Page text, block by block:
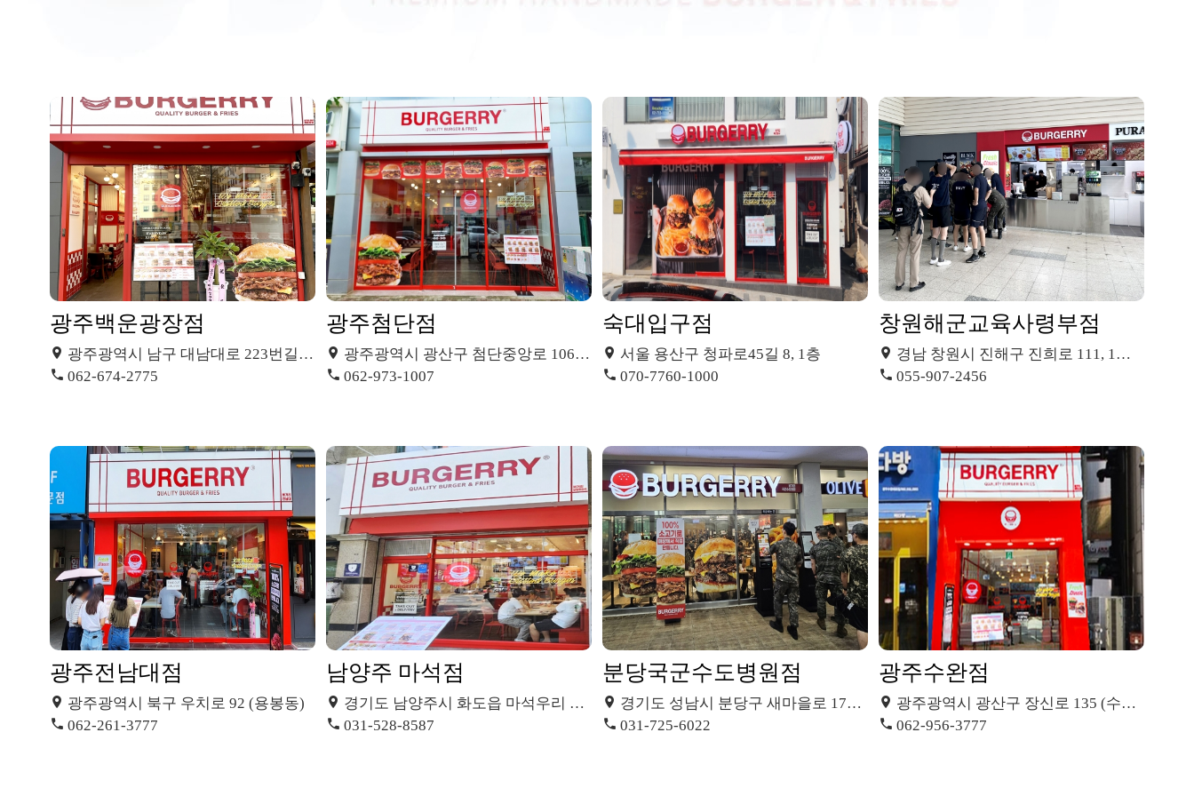
광주백운광장점
광주광역시 남구 대남대로 223번길 10, 상가 112동 106호 (주월동)
062-674-2775
광주첨단점
광주광역시 광산구 첨단중앙로 106번길 24 (월계동)
062-973-1007
숙대입구점
서울 용산구 청파로45길 8, 1층
070-7760-1000
창원해군교육사령부점
경남 창원시 진해구 진희로 111, 1층 (경화동)
055-907-2456
광주전남대점
광주광역시 북구 우치로 92 (용봉동)
062-261-3777
남양주 마석점
경기도 남양주시 화도읍 마석우리 396
031-528-8587
분당국군수도병원점
경기도 성남시 분당구 새마을로 177번길 81 (율동)
031-725-6022
광주수완점
광주광역시 광산구 장신로 135 (수완동)
062-956-3777